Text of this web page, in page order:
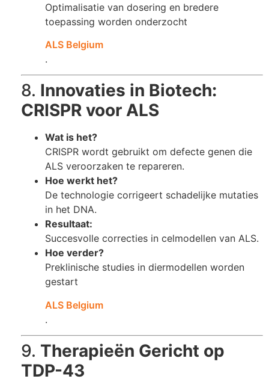
Optimalisatie van dosering en bredere
toepassing worden onderzocht​
ALS Belgium
.
8. Innovaties in Biotech:
CRISPR voor ALS
Wat is het?
CRISPR wordt gebruikt om defecte genen die
ALS veroorzaken te repareren.
Hoe werkt het?
De technologie corrigeert schadelijke mutaties
in het DNA.
Resultaat:
Succesvolle correcties in celmodellen van ALS.
Hoe verder?
Preklinische studies in diermodellen worden
gestart​
ALS Belgium
.
9. Therapieën Gericht op
TDP-43